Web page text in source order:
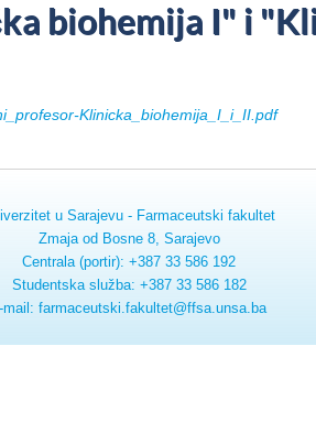
biohemija I" i
Klinicka_biohemija_I_i_II.pdf
u Sarajevu - Farmaceutski fakultet
Zmaja od Bosne 8, Sarajevo
Centrala (portir): +387 33 586 192
Studentska služba: +387 33 586 182
mail: farmaceutski.fakultet@ffsa.unsa.ba